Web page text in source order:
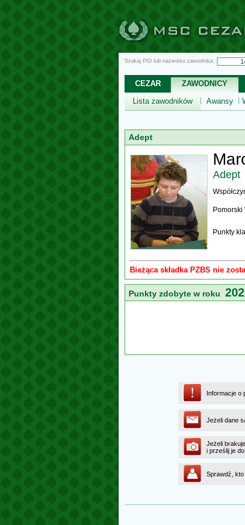
Szukaj PID lub nazwisko zawodnika:
CEZAR ZAWODNICY
Lista zawodników
Awansy
Adept
Adept
Pomorski
Punkty
Bieżąca składka PZBS nie
Punkty zdobyte w roku
Informacje o
Jeżeli dane
Jeżeli
i prześlij je
Sprawdź, kto